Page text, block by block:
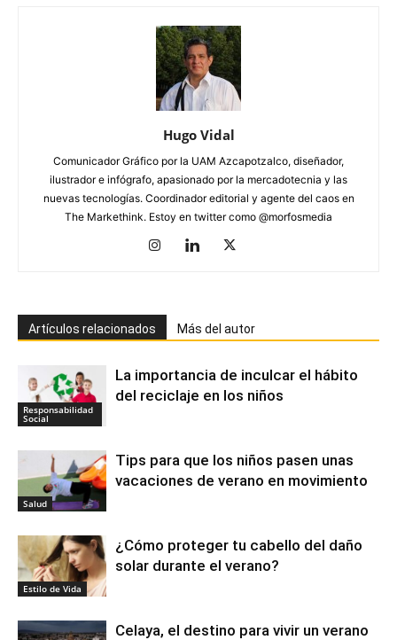
Hugo Vidal
Comunicador Gráfico por la UAM Azcapotzalco, diseñador,
ilustrador e infógrafo, apasionado por la mercadotecnia y las
nuevas tecnologías. Coordinador editorial y agente del caos en
The Markethink. Estoy en twitter como @morfosmedia
Artículos relacionados Más del autor
Responsabilidad
Social
La importancia de inculcar el hábito
del reciclaje en los niños
Salud
Tips para que los niños pasen unas
vacaciones de verano en movimiento
Estilo de Vida
¿Cómo proteger tu cabello del daño
solar durante el verano?
Celaya, el destino para vivir un verano